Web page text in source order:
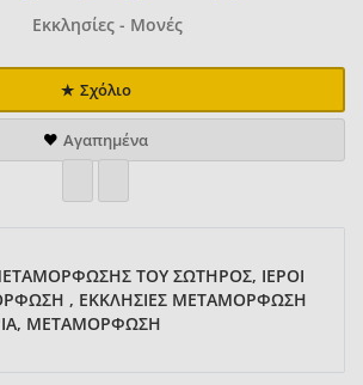
Εκκλησίες - Μονές
Σχόλιο
Αγαπημένα
ΤΟΥ ΣΩΤΗΡΟΣ, ΙΕΡΟΙ
, ΕΚΚΛΗΣΙΕΣ ΜΕΤΑΜΟΡΦΩΣΗ
ΜΕΤΑΜΟΡΦΩΣΗ